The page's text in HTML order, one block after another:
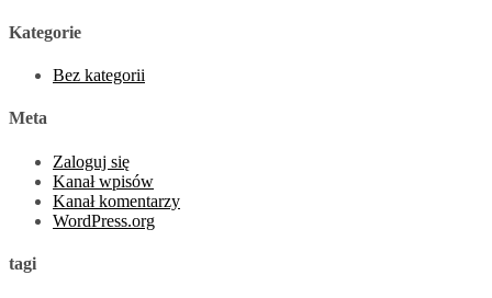
Kategorie
Bez kategorii
Meta
Zaloguj się
Kanał wpisów
Kanał komentarzy
WordPress.org
tagi